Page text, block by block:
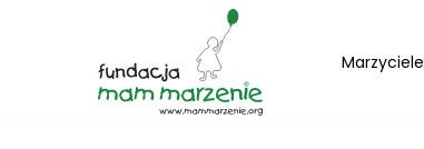
Marzyciele